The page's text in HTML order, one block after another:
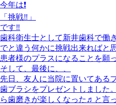
今年は❗️
「挑戦‼️」
です‼️
歯科衛生士として新井歯科で働
でと違う何かに挑戦出来ればと
患者様のプラスになることを願っ
そして、最後に、、
先日、友人に当院に置いてある
歯ブラシをプレゼントしました
ら歯磨きが楽しくなった♬と言